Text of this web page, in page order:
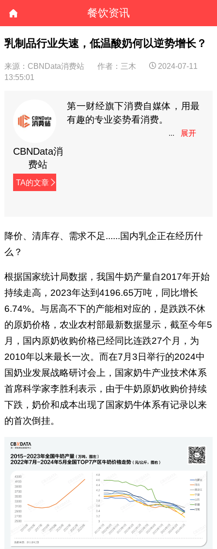
餐饮资讯
乳制品行业失速，低温酸奶何以逆势增长？
来源：CBNData消费站 作者：三木
2024-07-11
13:55:01
CBNData消
费站
TA的文章
第一财经旗下消费自媒体，用最
有趣的专业姿势看消费。
降价、清库存、需求不足......国内乳企正在经历什
么？
根据国家统计局数据，我国牛奶产量自2017年开始
持续走高，2023年达到4196.65万吨，同比增长
6.74%。与居高不下的产能相对应的，是跌跌不休
的原奶价格，农业农村部最新数据显示，截至今年5
月，国内原奶收购价格已经同比连跌27个月，为
2010年以来最长一次。而在7月3日举行的2024中
国奶业发展战略研讨会上，国家奶牛产业技术体系
首席科学家李胜利表示，由于牛奶原奶收购价持续
下跌，奶价和成本出现了国家奶牛体系有记录以来
的首次倒挂。